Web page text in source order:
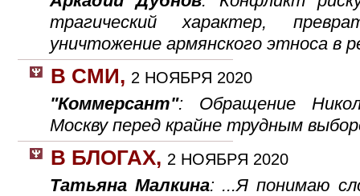
трагический характер,
уничтожение армянского этноса в
В СМИ, 2 НОЯБРЯ 2020
"Коммерсант": Обращение
Москву перед крайне трудным
В БЛОГАХ, 2 НОЯБРЯ 2020
Татьяна Малкина: ...Я понимаю